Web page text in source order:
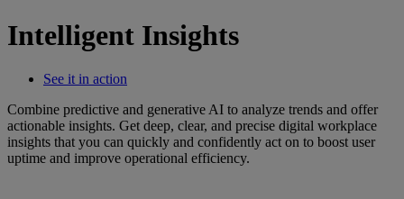
Intelligent Insights
See it in action
Combine predictive and generative AI to analyze trends and offer
actionable insights. Get deep, clear, and precise digital workplace
insights that you can quickly and confidently act on to boost user
uptime and improve operational efficiency.